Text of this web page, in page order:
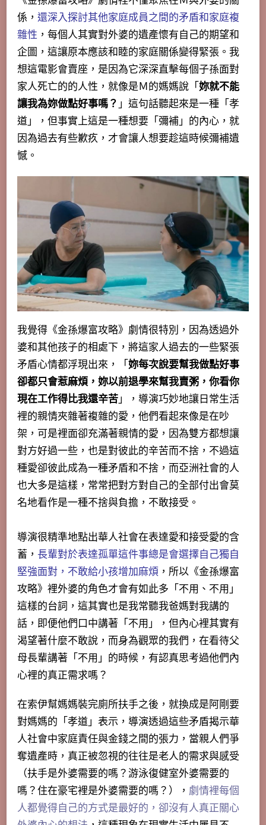
係， 還深入探討其他家庭成員之間的矛盾和家庭複
雜性 ，每個人其實對外婆的遺產懷有自己的期望和
企圖，這讓原本應該和睦的家庭關係變得緊張。我
想這電影會賣座， 是因為它深深直擊每個子孫面對
家人死亡的的人性 ，就像是Ｍ的媽媽說「妳就不能
讓我為妳做點好事嗎？」這句話聽起來是一種「孝
道」，但事實上這是一種想要「彌補」的內心，就
因為過去有些歉疚，才會讓人想要趁這時候彌補遺
憾。
我覺得《金孫爆富攻略》劇情很特別，因為透過外
婆和其他孩子的相處下，將這家人過去的一些緊張
矛盾心情都浮現出來，「妳每次說要幫我做點好事
卻都只會惹麻煩，妳以前退學來幫我賣粥，你看你
現在工作得比我還辛苦」，導演巧妙地讓日常生活
裡的親情夾雜著複雜的愛，他們看起來像是在吵
架，可是裡面卻充滿著親情的愛，因為雙方都想讓
對方好過一些，也是對彼此的辛苦而不捨，不過這
種愛卻彼此成為一種矛盾和不捨，而亞洲社會的人
也大多是這樣，常常把對方對自己的全部付出會莫
名地看作是一種不捨與負擔，不敢接受。
導演很精準地點出華人社會在表達愛和接受愛的含
蓄 ， 長輩對於表達孤單這件事總是會選擇自己獨自
堅強面對，不敢給小孩增加麻煩 ，所以《金孫爆富
攻略》裡外婆的角色才會有如此多「不用、不用」
這樣的台詞，這其實也是我常聽我爸媽對我講的
話，即便他們口中講著「不用」，但內心裡其實有
渴望著什麼不敢說，而身為觀眾的我們，在看待父
母長輩講著「不用」的時候，有認真思考過他們內
心裡的真正需求嗎？
在索伊幫媽媽裝完廁所扶手之後，就換成是阿剛要
對媽媽的「孝道」表示，導演透過這些矛盾揭示華
人社會中家庭責任與金錢之間的張力，當親人們爭
奪遺產時，真正被忽視的往往是老人的需求與感受
（扶手是外婆需要的嗎？游泳復健室外婆需要的
嗎？住在豪宅裡是外婆需要的嗎？）， 劇情裡每個
人都覺得自己的方式是最好的，卻沒有人真正關心